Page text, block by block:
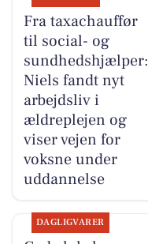
Fra taxachauffør
til social- og
sundhedshjælper:
Niels fandt nyt
arbejdsliv i
ældreplejen og
viser vejen for
voksne under
uddannelse
DAGLIGVARER